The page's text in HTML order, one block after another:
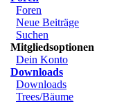
Foren
Neue Beiträge
Suchen
Mitgliedsoptionen
Dein Konto
Downloads
Downloads
Trees/Bäume